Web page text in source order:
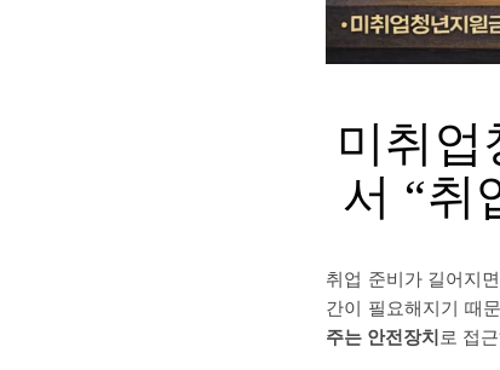
미취업
서 “취
취업 준비가 길어지
간이 필요해지기 때
주는 안전장치로 접